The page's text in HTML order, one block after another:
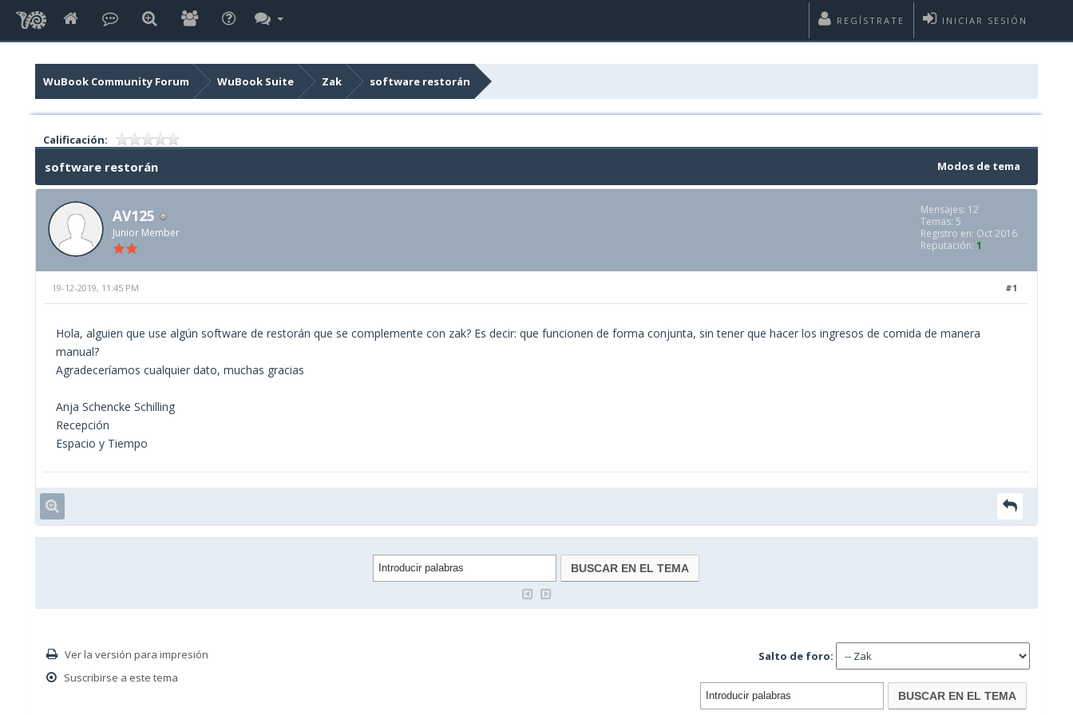
INICIAR SESIÓN
REGÍSTRATE
WuBook Community Forum WuBook Suite Zak software restorán
Calificación:
Modos de tema
software restorán
AV125
Junior Member
Mensajes: 12
Temas: 5
Registro en: Oct 2016
Reputación: 1
#1
19-12-2019, 11:45 PM
Hola, alguien que use algún software de restorán que se complemente con zak? Es decir: que funcionen de forma conjunta, sin tener que hacer los ingresos de comida de manera
manual?
Agradeceríamos cualquier dato, muchas gracias
Anja Schencke Schilling
Recepción
Espacio y Tiempo
Ver la versión para impresión
Suscribirse a este tema
Salto de foro: